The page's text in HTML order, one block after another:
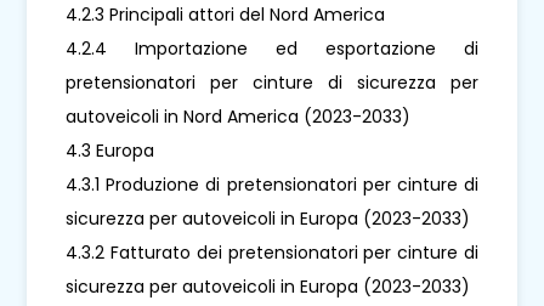
4.2.3 Principali attori del Nord America
4.2.4 Importazione ed esportazione di
pretensionatori per cinture di sicurezza per
autoveicoli in Nord America (2023-2033)
4.3 Europa
4.3.1 Produzione di pretensionatori per cinture di
sicurezza per autoveicoli in Europa (2023-2033)
4.3.2 Fatturato dei pretensionatori per cinture di
sicurezza per autoveicoli in Europa (2023-2033)